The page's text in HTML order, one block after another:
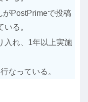
がPostPrimeで投稿
る。
入れ、1年以上実施
なっている。